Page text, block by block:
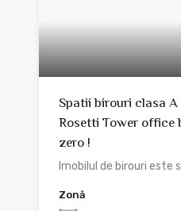
Spatii birouri clasa A
Rosetti Tower office
zero !
Imobilul de birouri este
Zonă